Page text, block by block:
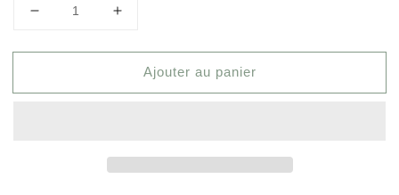
Réduire
quantité
Bracelet
Augmenter
quantité
Bracelet
Ajouter au panier